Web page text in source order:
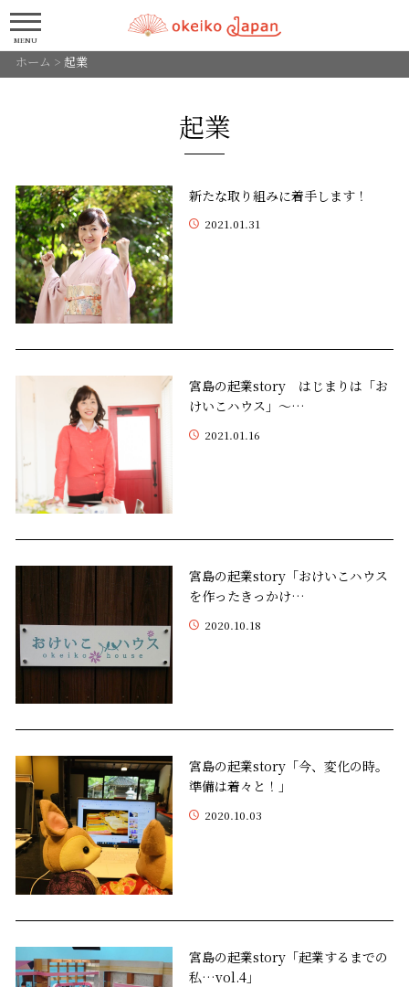
MENU
ホーム > 起業
起業
新たな取り組みに着手します！
2021.01.31
宮島の起業story はじまりは「お
けいこハウス」～…
2021.01.16
宮島の起業story「おけいこハウス
を作ったきっかけ…
2020.10.18
宮島の起業story「今、変化の時。
準備は着々と！」
2020.10.03
宮島の起業story「起業するまでの
私…vol.4」